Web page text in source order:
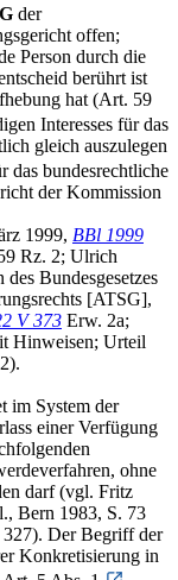
der
offen;
Person durch die
berührt ist
hat (Art. 59
Interesses für das
gleich auszulegen
das bundesrechtliche
der Kommission
1999, BBl 1999
Rz. 2; Ulrich
Bundesgesetzes
[ATSG],
V 373 Erw. 2a;
Hinweisen; Urteil
im System der
einer Verfügung
ohne
darf (vgl. Fritz
Bern 1983, S. 73
Der Begriff der
Konkretisierung in